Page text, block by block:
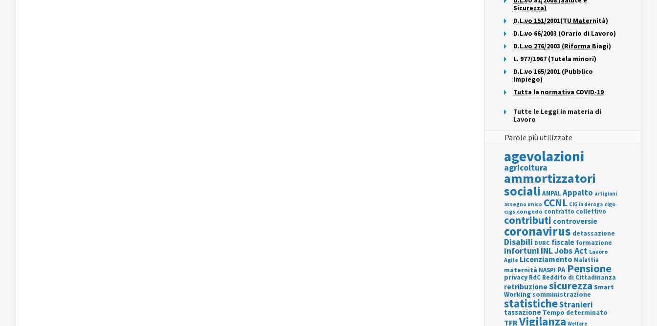
Sicurezza)
D.L.vo 151/2001(TU Maternità)
D.L.vo 66/2003 (Orario di Lavoro)
D.L.vo 276/2003 (Riforma Biagi)
L. 977/1967 (Tutela minori)
D.L.vo 165/2001 (Pubblico
Impiego)
Tutta la normativa COVID-19
Tutte le Leggi in materia di
Lavoro
Parole più utilizzate
agevolazioni
agricoltura
ammortizzatori
sociali ANPALAppalto artigiani
assegno unico CCNL CIG in deroga cigo
cigs congedo contratto collettivo
contributi controversie
coronavirus detassazione
Disabili DURC fiscale formazione
infortuni INLJobs Act Lavoro
Agile Licenziamento Malattia
maternità NASPI PA Pensione
privacy RdC Reddito di Cittadinanza
retribuzionesicurezza Smart
Working somministrazione
statisticheStranieri
tassazione Tempo determinato
TFRVigilanza Welfare